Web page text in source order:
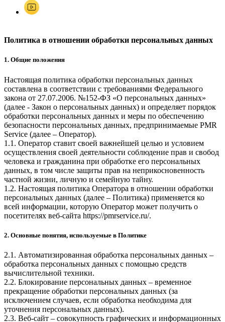
Политика в отношении обработки персональных данных
1. Общие положения
Настоящая политика обработки персональных данных
составлена в соответствии с требованиями Федерального
закона от 27.07.2006. №152-ФЗ «О персональных данных»
(далее - Закон о персональных данных) и определяет порядок
обработки персональных данных и меры по обеспечению
безопасности персональных данных, предпринимаемые PMR
Service (далее – Оператор).
1.1. Оператор ставит своей важнейшей целью и условием
осуществления своей деятельности соблюдение прав и свобод
человека и гражданина при обработке его персональных
данных, в том числе защиты прав на неприкосновенность
частной жизни, личную и семейную тайну.
1.2. Настоящая политика Оператора в отношении обработки
персональных данных (далее – Политика) применяется ко
всей информации, которую Оператор может получить о
посетителях веб-сайта https://pmrservice.ru/.
2. Основные понятия, используемые в Политике
2.1. Автоматизированная обработка персональных данных –
обработка персональных данных с помощью средств
вычислительной техники.
2.2. Блокирование персональных данных – временное
прекращение обработки персональных данных (за
исключением случаев, если обработка необходима для
уточнения персональных данных).
2.3. Веб-сайт – совокупность графических и информационных